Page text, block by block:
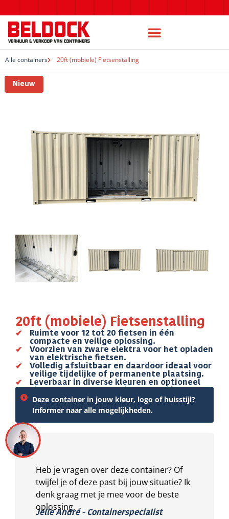
Alle containers 20ft (mobiele) Fietsenstalling
Nieuw
20ft (mobiele) Fietsenstalling
Ruimte voor 12 tot 20 fietsen in één
compacte en veilige oplossing.
Voorzien van zware elektra voor het opladen
van elektrische fietsen.
Volledig afsluitbaar en daardoor ideaal voor
veilige tijdelijke of permanente plaatsing.
Leverbaar in diverse kleuren en optioneel
Deze container in jouw kleur, logo of huisstijl?
Informer naar alle mogelijkheden.
Heb je vragen over deze container? Of
twijfel je of deze past bij jouw situatie? Ik
denk graag met je mee voor de beste
oplossing.
Jelle André - Containerspecialist